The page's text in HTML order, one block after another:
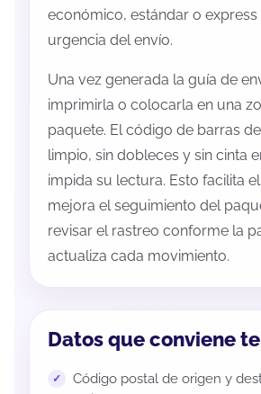
económico, estándar o express
urgencia del envío.
Una vez generada la guía de
imprimirla o colocarla en una
paquete. El código de barras
limpio, sin dobleces y sin cinta
impida su lectura. Esto facilita
mejora el seguimiento del
revisar el rastreo conforme la
actualiza cada movimiento.
Datos que conviene
Código postal de origen y